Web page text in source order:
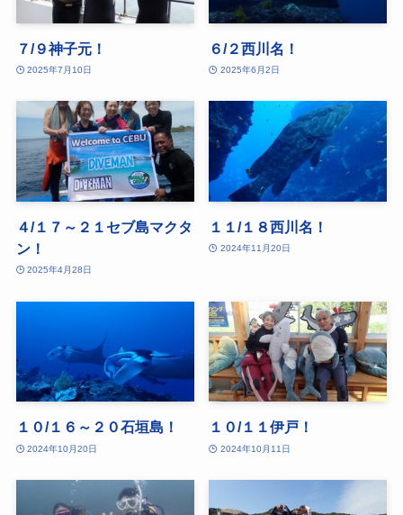
７/９神子元！
2025年7月10日
６/２西川名！
2025年6月2日
４/１７～２１セブ島マクタ
ン！
2025年4月28日
１１/１８西川名！
2024年11月20日
１０/１６～２０石垣島！
2024年10月20日
１０/１１伊戸！
2024年10月11日